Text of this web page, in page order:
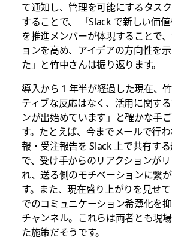
て通知し、管理を可能にするタス
することで、 「Slack で新しい価
を推進メンバーが体現することで
ョンを高め、アイデアの方向性を
た」と竹中さんは振り返ります。
導入から 1 年半が経過した現在、
ティブな反応はなく、活用に関す
ンが出始めています」と確かな手
す。たとえば、今までメールで行
報・受注報告を Slack 上で共有す
で、受け手からのリアクションが
れ、送る側のモチベーションに繋
す。また、現在盛り上がりを見せ
でのコミュニケーション希薄化を
チャンネル。これらは両者とも現
た施策だそうです。